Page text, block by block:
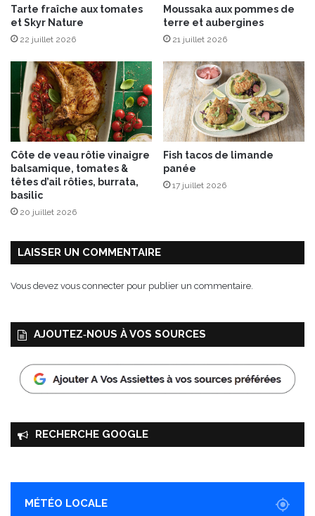
x
f
r
r
a
i
s
Tarte fraîche aux tomates
et Skyr Nature
22 juillet 2026
Moussaka aux pommes de
terre et aubergines
21 juillet 2026
Côte de veau rôtie vinaigre
balsamique, tomates &
têtes d’ail rôties, burrata,
basilic
20 juillet 2026
Fish tacos de limande
panée
17 juillet 2026
LAISSER UN COMMENTAIRE
Vous devez vous connecter pour publier un commentaire.
AJOUTEZ‑NOUS À VOS SOURCES
RECHERCHE GOOGLE
MÉTÉO LOCALE